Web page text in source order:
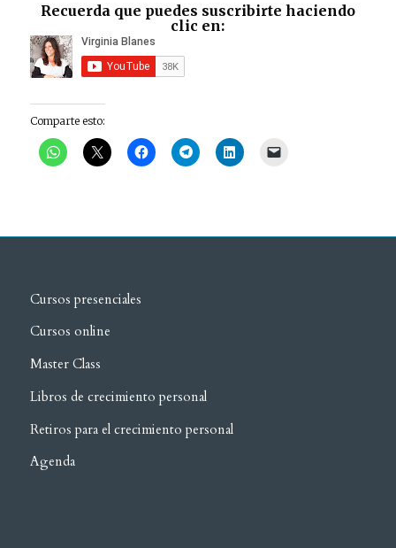
Recuerda que puedes suscribirte haciendo
clic en:
Comparte esto:
Cursos presenciales
Cursos online
Master Class
Libros de crecimiento personal
Retiros para el crecimiento personal
Agenda